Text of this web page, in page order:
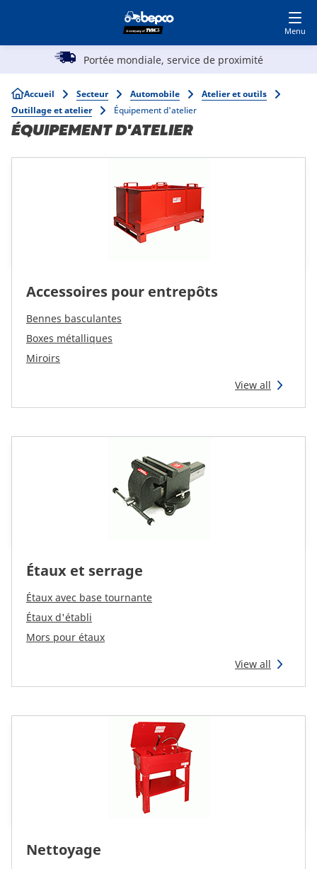
menu
Reman & Repair
Découvrez notre gamme
Comment acheter ?
Energic Plus
CAM attachments
Agriculture
Automobile
Travaux publics
Réputé pour ses produits de qualité
Breadcrumb
Accueil Secteur Automobile
Atelier et outils
Outillage et atelier
Équipement d'atelier
ÉQUIPEMENT D'ATELIER
Accessoires pour entrepôts
Bennes basculantes
Boxes métalliques
Miroirs
View all
Étaux et serrage
Étaux avec base tournante
Étaux d'établi
Mors pour étaux
View all
Nettoyage